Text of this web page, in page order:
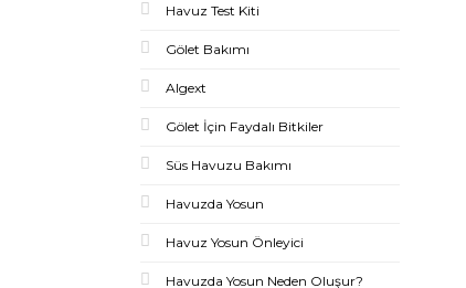
Havuz Test Kiti
Gölet Bakımı
Algext
Gölet İçin Faydalı Bitkiler
Süs Havuzu Bakımı
Havuzda Yosun
Havuz Yosun Önleyici
Havuzda Yosun Neden Oluşur?